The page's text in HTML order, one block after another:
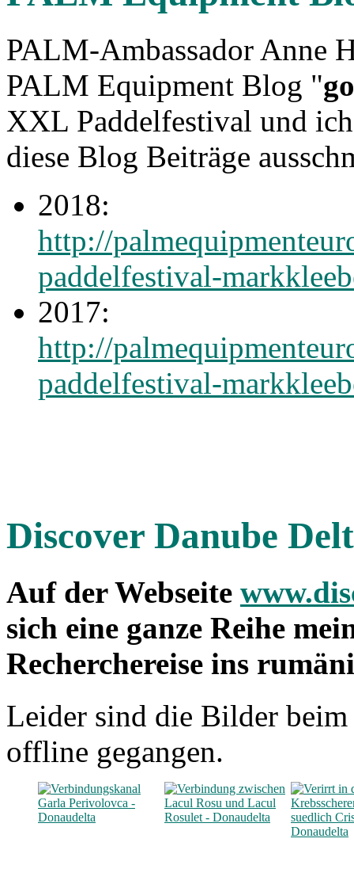
PALM-Ambassador Anne
PALM Equipment Blog "
XXL Paddelfestival und
diese Blog Beiträge
2018:
http://
paddelfestival-
2017:
http://
paddelfestival-
Discover Danube
Auf der Webseite
sich eine ganze Reihe
Recherchereise ins
Leider sind die Bilder
offline gegangen.